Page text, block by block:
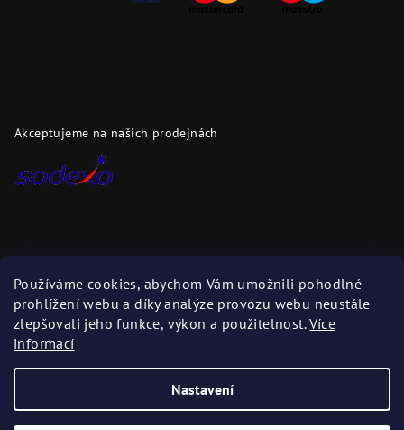
Používáme cookies, abychom Vám umožnili pohodlné
prohlížení webu a díky analýze provozu webu neustále
zlepšovali jeho funkce, výkon a použitelnost.Více
informací
Nastavení
Akceptujeme na našich prodejnách
Zboží zasíláme těmito dopravci